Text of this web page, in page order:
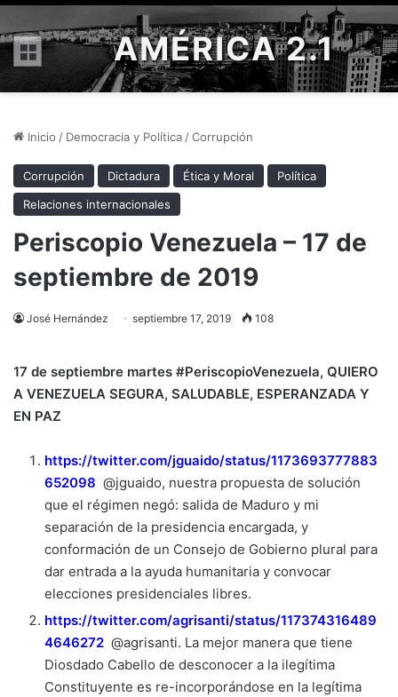
Menú AMÉRICA 2.1
Inicio / Democracia y Política /Corrupción
Corrupción Dictadura Ética y Moral
Política
Relaciones internacionales
Periscopio Venezuela – 17 de
septiembre de 2019
José Hernández septiembre 17, 2019 108
17 de septiembre martes #PeriscopioVenezuela, QUIERO
A VENEZUELA SEGURA, SALUDABLE, ESPERANZADA Y
EN PAZ
https://twitter.com/jguaido/status/1173693777883
652098 @jguaido, nuestra propuesta de solución
que el régimen negó: salida de Maduro y mi
separación de la presidencia encargada, y
conformación de un Consejo de Gobierno plural para
dar entrada a la ayuda humanitaria y convocar
elecciones presidenciales libres.
https://twitter.com/agrisanti/status/117374316489
4646272 @agrisanti. La mejor manera que tiene
Diosdado Cabello de desconocer a la ilegítima
Constituyente es re-incorporándose en la legítima